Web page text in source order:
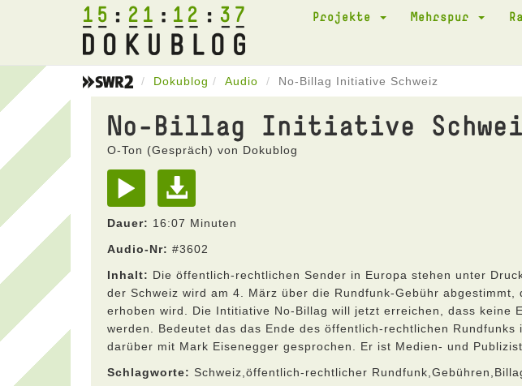
15 21 12 37 Projekte Mehrspur
Dokublog Audio No-Billag Initiative Schweiz
No-Billag Initiative
O-Ton (Gespräch) von Dokublog
Dauer: 16:07 Minuten
Audio-Nr: #3602
Inhalt: Die öffentlich-rechtlichen Sender in Europa stehen unter
der Schweiz wird am 4. März über die Rundfunk-Gebühr abgestimmt,
erhoben wird. Die Intitiative No-Billag will jetzt erreichen, dass keine
werden. Bedeutet das das Ende des öffentlich-rechtlichen Rundfunks
darüber mit Mark Eisenegger gesprochen. Er ist Medien- und
Schlagworte: Schweiz,öffentlich-rechtlicher